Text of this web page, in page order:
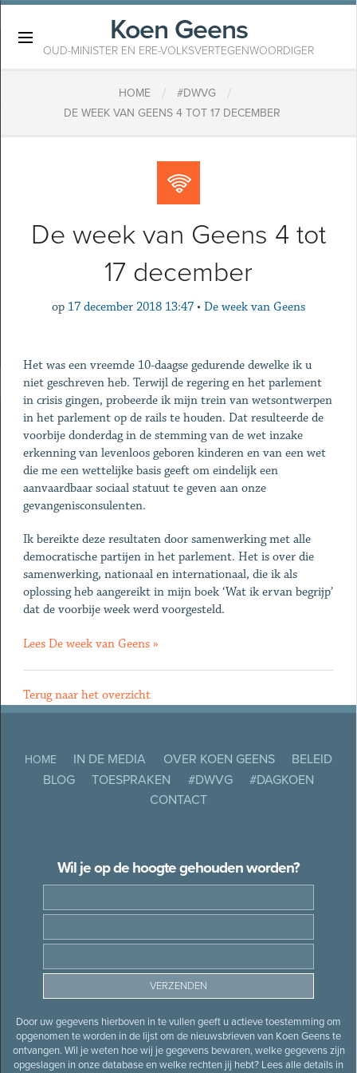
Koen Geens
OUD-MINISTER EN ERE-VOLKSVERTEGENWOORDIGER
HOME / #DWVG /
DE WEEK VAN GEENS 4 TOT 17 DECEMBER
De week van Geens 4 tot
17 december
op 17 december 2018 13:47 • De week van Geens
Het was een vreemde 10-daagse gedurende dewelke ik u
niet geschreven heb. Terwijl de regering en het parlement
in crisis gingen, probeerde ik mijn trein van wetsontwerpen
in het parlement op de rails te houden. Dat resulteerde de
voorbije donderdag in de stemming van de wet inzake
erkenning van levenloos geboren kinderen en van een wet
die me een wettelijke basis geeft om eindelijk een
aanvaardbaar sociaal statuut te geven aan onze
gevangenisconsulenten.
Ik bereikte deze resultaten door samenwerking met alle
democratische partijen in het parlement. Het is over die
samenwerking, nationaal en internationaal, die ik als
oplossing heb aangereikt in mijn boek ‘Wat ik ervan begrijp’
dat de voorbije week werd voorgesteld.
Lees De week van Geens »
Terug naar het overzicht
HOME IN DE MEDIA OVER KOEN GEENS
BELEID
BLOG
TOESPRAKEN #DWVG
#DAGKOEN
CONTACT
Wil je op de hoogte gehouden worden?
Door uw gegevens hierboven in te vullen geeft u actieve toestemming om
opgenomen te worden in de lijst om de nieuwsbrieven van Koen Geens te
ontvangen. Wil je weten hoe wij je gegevens bewaren, welke gegevens zijn
opgeslagen in onze database en welke rechten jij hebt? Lees alle details in